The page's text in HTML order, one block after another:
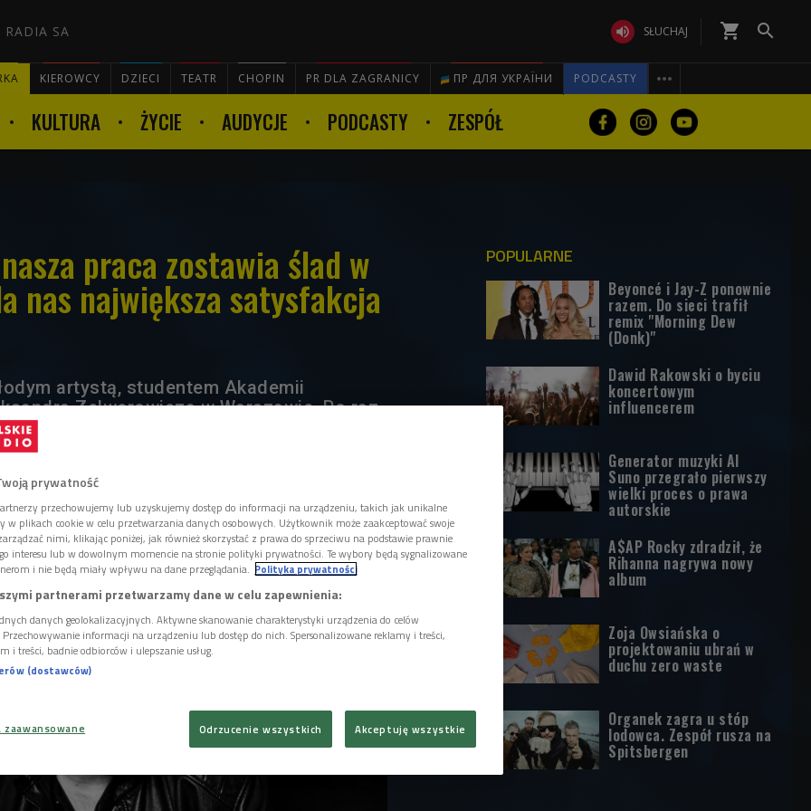
RADIA SA  SŁUCHAJ shopping_cart 
KIEROWCY DZIECI TEATR CHOPIN PR DLA ZAGRANICY ПР ДЛЯ УКРАЇНИ PODCASTY 

KULTURA ŻYCIE AUDYCJE PODCASTY ZESPÓŁ
praca zostawia ślad w
nas największa satysfakcja
artystą, studentem Akademii
Zelwerowicza w Warszawie. Po raz
przed większą publicznością w wieku
się w rolę Pavarottiego. Co dało mu to
inspiruje go w pracy zawodowej i jakie
jako aktor?
POPULARNE
Beyoncé i Jay-Z ponownie
razem. Do sieci trafił
remix "Morning Dew
(Donk)"
Dawid Rakowski o byciu
koncertowym
influencerem
Generator muzyki AI
Suno przegrało pierwszy
wielki proces o prawa
autorskie
A$AP Rocky zdradził, że
Rihanna nagrywa nowy
album
Zoja Owsiańska o
projektowaniu ubrań w
duchu zero waste
Organek zagra u stóp
lodowca. Zespół rusza na
Spitsbergen
prywatność
przechowujemy lub uzyskujemy dostęp do informacji na urządzeniu, takich jak unikalne
w plikach cookie w celu przetwarzania danych osobowych. Użytkownik może zaakceptować swoje
nimi, klikając poniżej, jak również skorzystać z prawa do sprzeciwu na podstawie prawnie
interesu lub w dowolnym momencie na stronie polityki prywatności. Te wybory będą sygnalizowane
i nie będą miały wpływu na dane przeglądania. Polityka prywatności
partnerami przetwarzamy dane w celu zapewnienia:
danych geolokalizacyjnych. Aktywne skanowanie charakterystyki urządzenia do celów
informacji na urządzeniu lub dostęp do nich. Spersonalizowane reklamy i treści,
i treści, badnie odbiorców i ulepszanie usług.
(dostawców)
Odrzucenie wszystkich Akceptuję wszystkie